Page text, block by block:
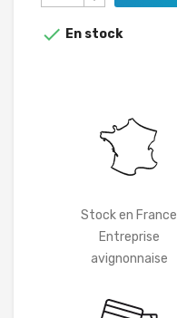
 En stock
Stock en France
Entreprise
avignonnaise